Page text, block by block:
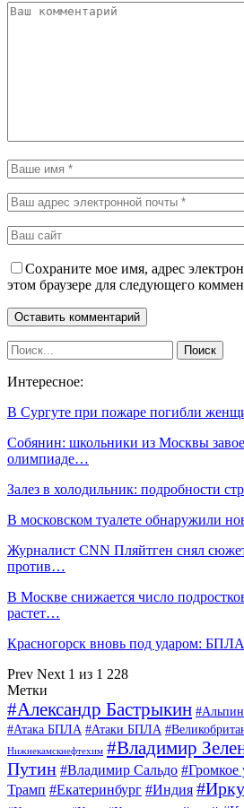
Сохраните мое имя, адрес
этом браузере для следующего
Интересное:
В Сургуте при пожаре погибли
Собянин: школьники из Москвы
олимпиаде…
Залез в холодильник: подробности
В московском туалете обнаружили
Журналист CNN Пляйтген снял сюжет
против…
В Москве снижается число
растет…
Красногорск вновь под ударом:
Prev Next 1 из 1 228
Метки
#Александр Бастрыкин
#Атака БПЛА #Атаки БПЛА
Нижнекамскнефтехим #Владимир
Путин #Владимир Сальдо #Громкое
Трамп #Екатеринбург #Индия